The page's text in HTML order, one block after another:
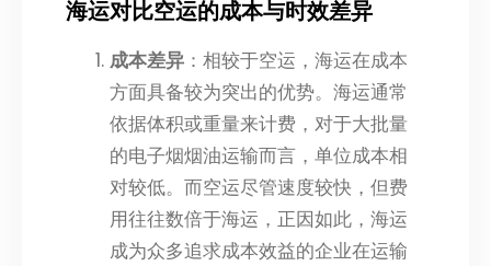
海运对比空运的成本与时效差异
成本差异 ：相较于空运，海运在成本
方面具备较为突出的优势。海运通常
依据体积或重量来计费，对于大批量
的电子烟烟油运输而言，单位成本相
对较低。而空运尽管速度较快，但费
用往往数倍于海运，正因如此，海运
成为众多追求成本效益的企业在运输